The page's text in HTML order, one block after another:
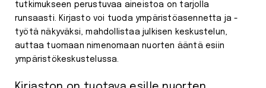
tutkimukseen perustuvaa aineistoa on tarjolla
runsaasti. Kirjasto voi tuoda ympäristöasennetta ja -
työtä näkyväksi, mahdollistaa julkisen keskustelun,
auttaa tuomaan nimenomaan nuorten ääntä esiin
ympäristökeskustelussa.